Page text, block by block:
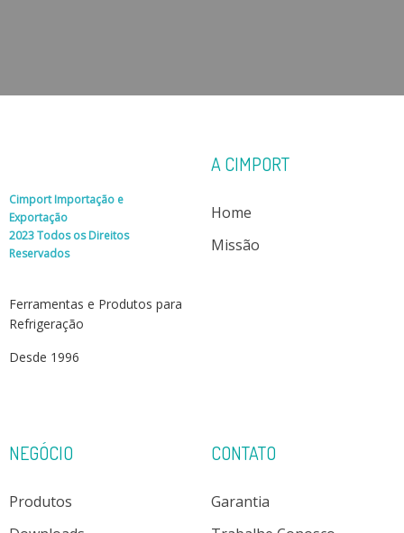
Cimport Importação e
Exportação
2023 Todos os Direitos
Reservados
Ferramentas e Produtos para
Refrigeração
Desde 1996
A CIMPORT
Home
Missão
NEGÓCIO
Produtos
CONTATO
Garantia